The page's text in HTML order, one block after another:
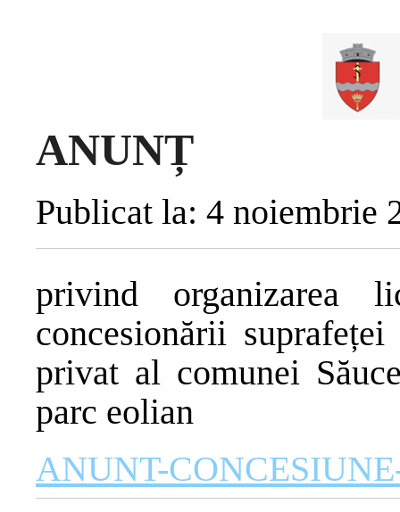
ANUNȚ
Publicat la: 4 noiembrie
privind organizarea
concesionării
privat al comunei
parc eolian
ANUNT-